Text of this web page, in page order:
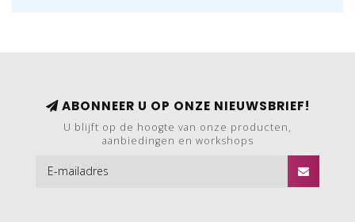
ABONNEER U OP ONZE NIEUWSBRIEF!
U blijft op de hoogte van onze producten,
aanbiedingen en workshops